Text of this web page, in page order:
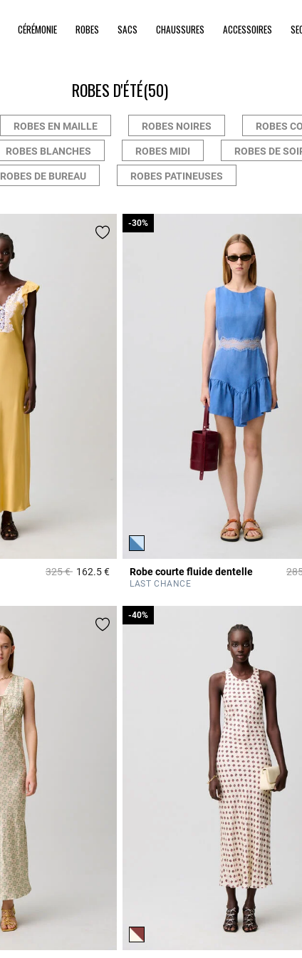
CÉRÉMONIE ROBES SACS CHAUSSURES ACCESSOIRES
ROBES D'ÉTÉ(50)
ROBES EN MAILLE ROBES NOIRES ROBES
ROBES BLANCHES ROBES MIDI ROBES DE
ROBES DE BUREAU ROBES PATINEUSES
Prix réduit à partir de
325 €à162.5 €3,2 out of 5 Customer Rating
Robe courte fluide dentelle
-30%
LAST CHANCE
-30%
-40%
-40%